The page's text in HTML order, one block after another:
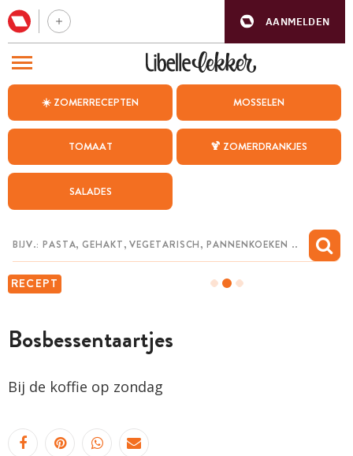
AANMELDEN
☀️ ZOMERRECEPTEN MOSSELEN
TOMAAT 🍹 ZOMERDRANKJES
SALADES
RECEPT
Bosbessentaartjes
Bij de koffie op zondag
BEZOEK ONZE ANDERE WEBSITES
WEEKMENU
CHAT MET MAIA
MIJN BEWAARDE RECEPTEN